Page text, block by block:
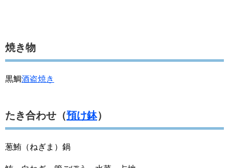
焼き物
黒鯛酒盗焼き
たき合わせ（預け鉢）
葱鮪（ねぎま）鍋